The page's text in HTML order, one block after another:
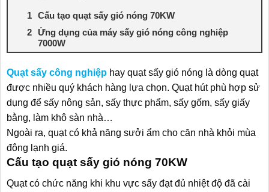
Cấu tạo quạt sấy gió nóng 70KW
Ứng dụng của máy sấy gió nóng công nghiệp
7000W
Quạt sấy công nghiệp hay quạt sấy gió nóng là dòng quạt
được nhiều quý khách hàng lựa chọn. Quạt hút phù hợp sử
dụng để sấy nông sản, sấy thực phẩm, sấy gốm, sấy giấy
bằng, làm khô sàn nhà…
Ngoài ra, quạt có khả năng sưởi ẩm cho căn nhà khỏi mùa
đông lạnh giá.
Cấu tạo quạt sấy gió nóng 70KW
Quạt có chức năng khi khu vực sấy đạt đủ nhiệt độ đã cài